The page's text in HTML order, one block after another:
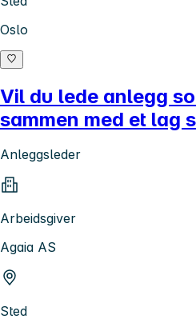
Oslo
Vil du lede anlegg
sammen med et lag
Anleggsleder
Arbeidsgiver
Agaia AS
Sted